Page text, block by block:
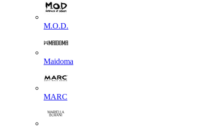
M.O.D.
Maidoma
MARC